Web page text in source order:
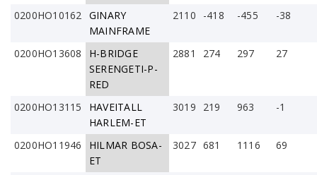
0200HO10162
GINARY
MAINFRAME
2110 -418 -455 -38
0200HO13608
H-BRIDGE
SERENGETI-P-
RED
2881 274 297 27
0200HO13115
HAVEITALL
HARLEM-ET
3019 219 963 -1
0200HO11946
HILMAR BOSA-
ET
3027 681 1116 69